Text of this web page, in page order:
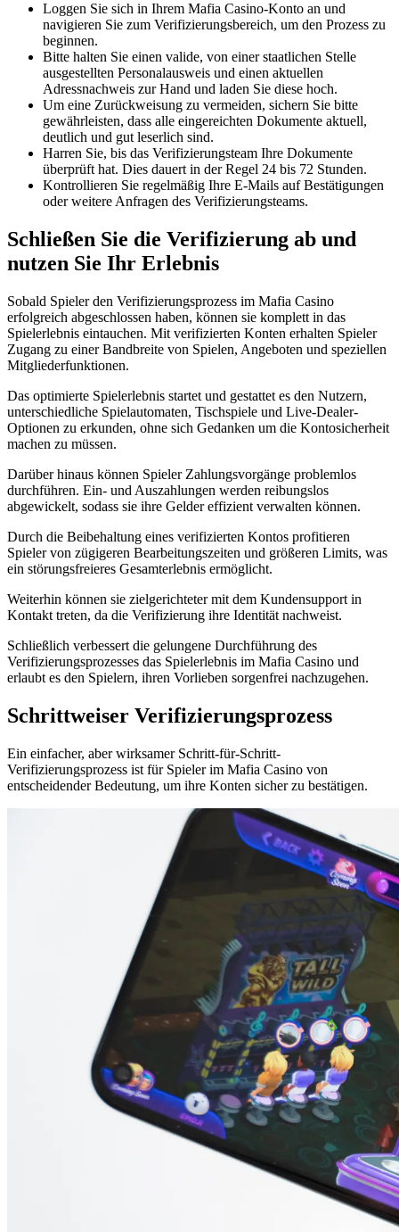
Loggen Sie sich in Ihrem Mafia Casino-Konto an und
navigieren Sie zum Verifizierungsbereich, um den Prozess zu
beginnen.
Bitte halten Sie einen valide, von einer staatlichen Stelle
ausgestellten Personalausweis und einen aktuellen
Adressnachweis zur Hand und laden Sie diese hoch.
Um eine Zurückweisung zu vermeiden, sichern Sie bitte
gewährleisten, dass alle eingereichten Dokumente aktuell,
deutlich und gut leserlich sind.
Harren Sie, bis das Verifizierungsteam Ihre Dokumente
überprüft hat. Dies dauert in der Regel 24 bis 72 Stunden.
Kontrollieren Sie regelmäßig Ihre E-Mails auf Bestätigungen
oder weitere Anfragen des Verifizierungsteams.
Schließen Sie die Verifizierung ab und
nutzen Sie Ihr Erlebnis
Sobald Spieler den Verifizierungsprozess im Mafia Casino
erfolgreich abgeschlossen haben, können sie komplett in das
Spielerlebnis eintauchen. Mit verifizierten Konten erhalten Spieler
Zugang zu einer Bandbreite von Spielen, Angeboten und speziellen
Mitgliederfunktionen.
Das optimierte Spielerlebnis startet und gestattet es den Nutzern,
unterschiedliche Spielautomaten, Tischspiele und Live-Dealer-
Optionen zu erkunden, ohne sich Gedanken um die Kontosicherheit
machen zu müssen.
Darüber hinaus können Spieler Zahlungsvorgänge problemlos
durchführen. Ein- und Auszahlungen werden reibungslos
abgewickelt, sodass sie ihre Gelder effizient verwalten können.
Durch die Beibehaltung eines verifizierten Kontos profitieren
Spieler von zügigeren Bearbeitungszeiten und größeren Limits, was
ein störungsfreieres Gesamterlebnis ermöglicht.
Weiterhin können sie zielgerichteter mit dem Kundensupport in
Kontakt treten, da die Verifizierung ihre Identität nachweist.
Schließlich verbessert die gelungene Durchführung des
Verifizierungsprozesses das Spielerlebnis im Mafia Casino und
erlaubt es den Spielern, ihren Vorlieben sorgenfrei nachzugehen.
Schrittweiser Verifizierungsprozess
Ein einfacher, aber wirksamer Schritt-für-Schritt-
Verifizierungsprozess ist für Spieler im Mafia Casino von
entscheidender Bedeutung, um ihre Konten sicher zu bestätigen.